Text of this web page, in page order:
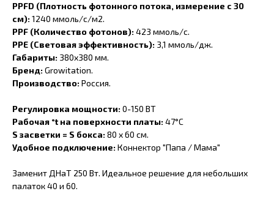
PPFD (Плотность фотонного потока, измерение с 30
см):1240 ммоль/с/м2.
PPF (Количество фотонов):423 ммоль/с.
PPE (Световая эффективность): 3,1 ммоль/дж.
Габариты: 380x380 мм.
Бренд:Growitation.
Производство:Россия.
Регулировка мощности:0-150 ВТ
Рабочая °t на поверхности платы:47°С
S засветки = S бокса:80 x 60 см.
Удобное подключение:Коннектор "Папа / Мама"
Заменит ДНаТ 250 Вт. Идеальное решение для небольших
палаток 40 и 60.